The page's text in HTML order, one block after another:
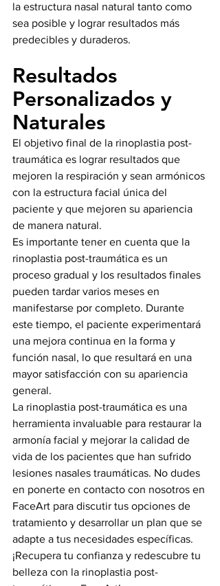
la estructura nasal natural tanto como
sea posible y lograr resultados más
predecibles y duraderos.
Resultados
Personalizados y
Naturales
El objetivo final de la rinoplastia post-
traumática es lograr resultados que
mejoren la respiración y sean armónicos
con la estructura facial única del
paciente y que mejoren su apariencia
de manera natural.
Es importante tener en cuenta que la
rinoplastia post-traumática es un
proceso gradual y los resultados finales
pueden tardar varios meses en
manifestarse por completo. Durante
este tiempo, el paciente experimentará
una mejora continua en la forma y
función nasal, lo que resultará en una
mayor satisfacción con su apariencia
general.
La rinoplastia post-traumática es una
herramienta invaluable para restaurar la
armonía facial y mejorar la calidad de
vida de los pacientes que han sufrido
lesiones nasales traumáticas. No dudes
en ponerte en contacto con nosotros en
FaceArt para discutir tus opciones de
tratamiento y desarrollar un plan que se
adapte a tus necesidades específicas.
¡Recupera tu confianza y redescubre tu
belleza con la rinoplastia post-